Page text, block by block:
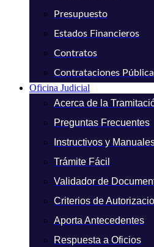
Presupuesto
Estados Financieros
Contratos
Contrataciones
Oficina Judicial
Acerca de la
Preguntas Frecuentes
Instructivos y
Trámite Fácil
Validador de
Criterios de
Aporta Antecedentes
Respuesta a Oficios